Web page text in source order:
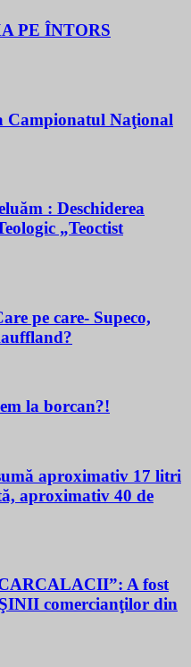
PE ÎNTORS
Campionatul Naţional
: Deschiderea
„Teoctist
pe care- Supeco,
la borcan?!
aproximativ 17 litri
aproximativ 40 de
A fost
comercianţilor din